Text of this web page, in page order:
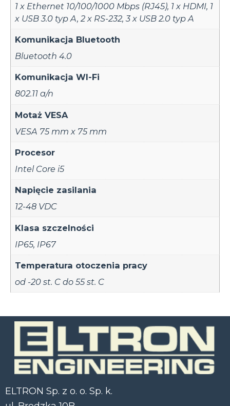
1 x Ethernet 10/100/1000 Mbps (RJ45), 1 x HDMI, 1
x USB 3.0 typ A,2 x RS-232,3 x USB 2.0 typ A
Komunikacja Bluetooth
Bluetooth 4.0
Komunikacja WI-Fi
802.11 a/n
Motaż VESA
VESA 75 mm x 75 mm
Procesor
Intel Core i5
Napięcie zasilania
12-48 VDC
Klasa szczelności
IP65, IP67
Temperatura otoczenia pracy
od -20 st. C do 55 st. C
ELTRON Sp. z o. o. Sp. k.